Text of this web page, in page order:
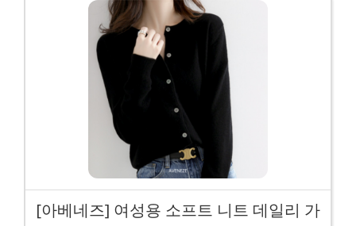
[아베네즈] 여성용 소프트 니트 데일리 가